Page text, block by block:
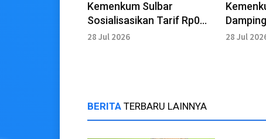
Kemenkum Sulbar
Sosialisasikan Tarif Rp0
Hak Cipta Lagu dan Royalti
28 Jul 2026
Raperda
28 Jul
BERITA TERBARU LAINNYA